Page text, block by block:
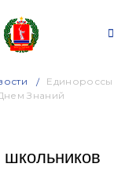
Единороссы
Знаний